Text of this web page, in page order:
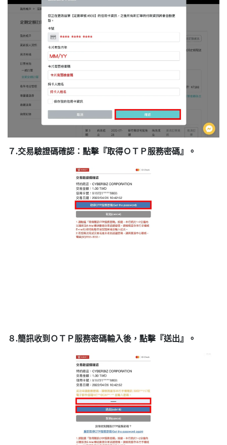
７.交易驗證碼確認：點擊『取得ＯＴＰ服務密碼』。
８.簡訊收到ＯＴＰ服務密碼輸入後，點擊『送出』。